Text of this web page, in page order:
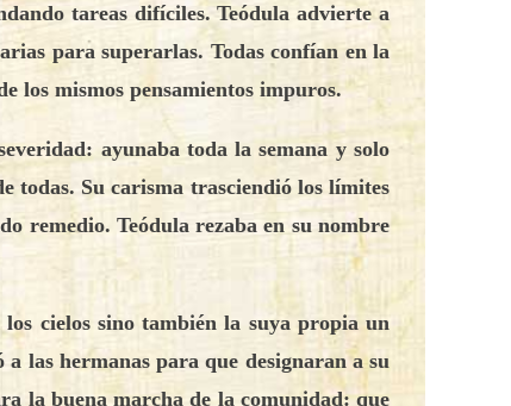
tareas difíciles. Teódula advierte a
para superarlas. Todas confían en la
los mismos pensamientos impuros.
ayunaba toda la semana y solo
todas. Su carisma trasciendió los límites
remedio. Teódula rezaba en su nombre
cielos sino también la suya propia un
las hermanas para que designaran a su
la buena marcha de la comunidad: que